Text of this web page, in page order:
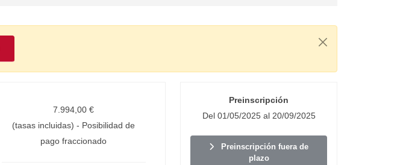
7.994,00 €
(tasas incluidas) - Posibilidad de
pago fraccionado
Preinscripción
Del 01/05/2025 al 20/09/2025
Preinscripción fuera de
plazo